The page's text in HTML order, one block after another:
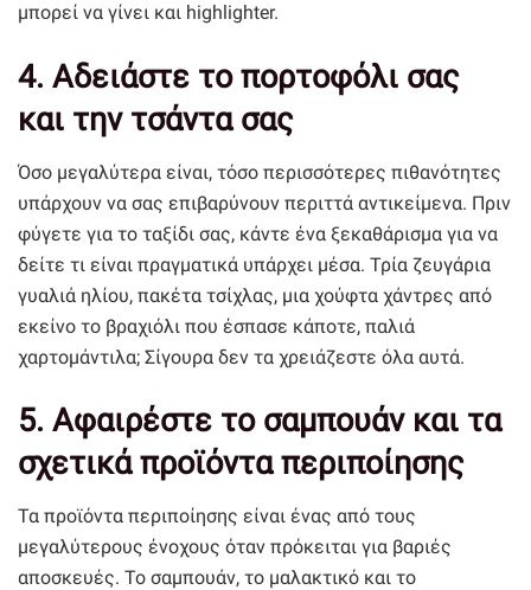
μπορεί να γίνει και highlighter.
4. Αδειάστε το πορτοφόλι σας
και την τσάντα σας
Όσο μεγαλύτερα είναι, τόσο περισσότερες πιθανότητες
υπάρχουν να σας επιβαρύνουν περιττά αντικείμενα. Πριν
φύγετε για το ταξίδι σας, κάντε ένα ξεκαθάρισμα για να
δείτε τι είναι πραγματικά υπάρχει μέσα. Τρία ζευγάρια
γυαλιά ηλίου, πακέτα τσίχλας, μια χούφτα χάντρες από
εκείνο το βραχιόλι που έσπασε κάποτε, παλιά
χαρτομάντιλα; Σίγουρα δεν τα χρειάζεστε όλα αυτά.
5. Αφαιρέστε το σαμπουάν και τα
σχετικά προϊόντα περιποίησης
Τα προϊόντα περιποίησης είναι ένας από τους
μεγαλύτερους ένοχους όταν πρόκειται για βαριές
αποσκευές. Το σαμπουάν, το μαλακτικό και το